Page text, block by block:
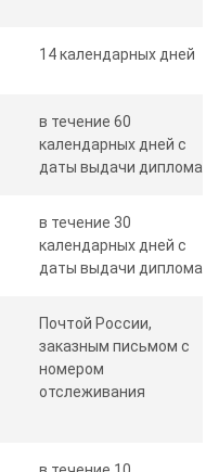
14 календарных дней
в течение 60
календарных дней с
даты выдачи диплома
в течение 30
календарных дней с
даты выдачи диплома
Почтой России,
заказным письмом с
номером
отслеживания